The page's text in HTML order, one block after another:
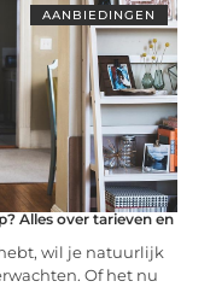
AANBIEDINGEN
Alles over tarieven en
wil je natuurlijk
Of het nu